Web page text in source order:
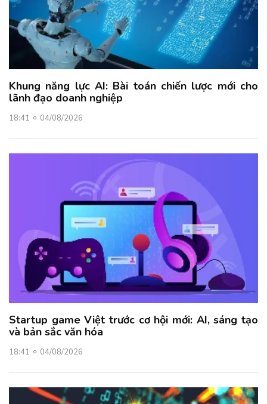
Khung năng lực AI: Bài toán chiến lược mới cho
lãnh đạo doanh nghiệp
18:41 04/08/2026
Startup game Việt trước cơ hội mới: AI, sáng tạo
và bản sắc văn hóa
18:41 04/08/2026